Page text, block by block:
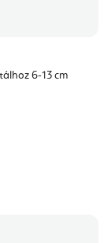
6-13 cm